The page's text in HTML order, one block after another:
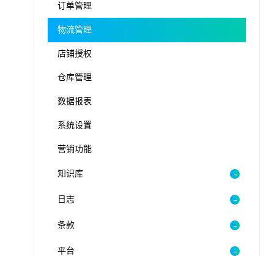
订单管理
物流管理
店铺授权
仓库管理
数据报表
系统设置
营销功能
知识库
日志
条款
平台